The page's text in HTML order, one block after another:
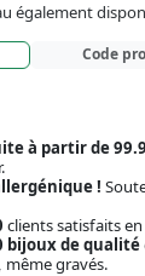
également
Code
à partir de
!
clients satisfaits
bijoux de qualité
gravés.